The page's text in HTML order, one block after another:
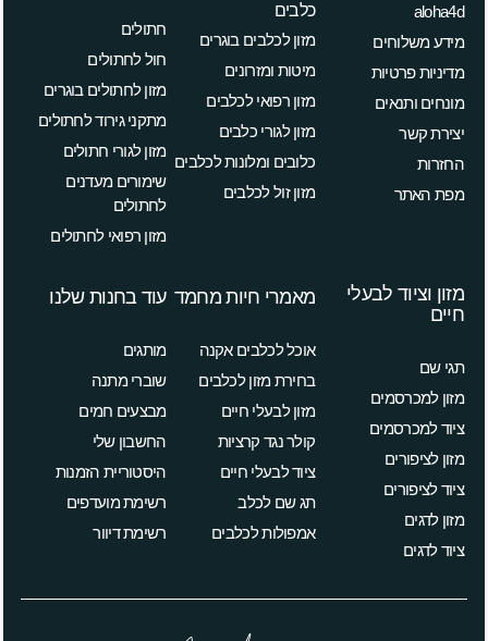
aloha4d
מידע משלוחים
מדיניות פרטיות
מונחים ותנאים
יצירת קשר
החזרות
מפת האתר
כלבים
מזון לכלבים בוגרים
מיטות ומזרונים
מזון רפואי לכלבים
מזון לגורי כלבים
כלובים ומלונות לכלבים
מזון זול לכלבים
חתולים
חול לחתולים
מזון לחתולים בוגרים
מתקני גירוד לחתולים
מזון לגורי חתולים
שימורים מעדנים
לחתולים
מזון רפואי לחתולים
מזון וציוד לבעלי
חיים
תגי שם
מזון למכרסמים
ציוד למכרסמים
מזון לציפורים
ציוד לציפורים
מזון לדגים
ציוד לדגים
מאמרי חיות מחמד
אוכל לכלבים אקנה
בחירת מזון לכלבים
מזון לבעלי חיים
קולר נגד קרציות
ציוד לבעלי חיים
תג שם לכלב
אמפולות לכלבים
עוד בחנות שלנו
מותגים
שוברי מתנה
מבצעים חמים
החשבון שלי
היסטוריית הזמנות
רשימת מועדפים
רשימת דיוור